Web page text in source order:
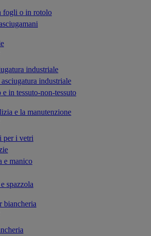
fogli o in rotolo
industriale
industriale
e in tessuto-non-tessuto
e la manutenzione
per i vetri
e manico
spazzola
biancheria